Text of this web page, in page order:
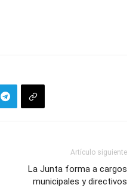
Artículo siguiente
La Junta forma a cargos
municipales y directivos